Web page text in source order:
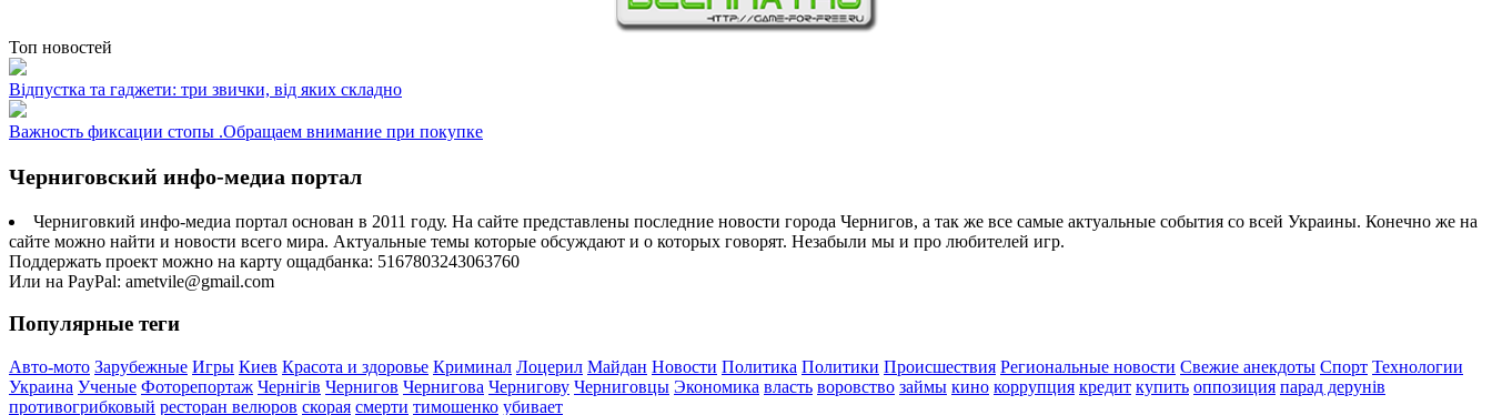
Топ новостей
Відпустка та гаджети: три звички, від яких складно
Важность фиксации стопы .Обращаем внимание при покупке
Черниговский инфо-медиа портал
Черниговкий инфо-медиа портал основан в 2011 году. На сайте представлены последние новости города Чернигов, а так же все самые актуальные события со всей Украины. Конечно же на
сайте можно найти и новости всего мира. Актуальные темы которые обсуждают и о которых говорят. Незабыли мы и про любителей игр.
Поддержать проект можно на карту ощадбанка: 5167803243063760
Или на PayPal: ametvile@gmail.com
Популярные теги
Авто-мото Зарубежные Игры Киев Красота и здоровье Криминал Лоцерил Майдан Новости Политика Политики Происшествия Региональные новости Свежие анекдоты Спорт Технологии
Украина Ученые Фоторепортаж Чернігів Чернигов Чернигова Чернигову Черниговцы Экономика власть воровство займы кино коррупция кредит купить оппозиция парад дерунів
противогрибковый ресторан велюров скорая смерти тимошенко убивает